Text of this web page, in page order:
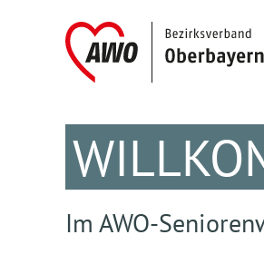
Im AWO-